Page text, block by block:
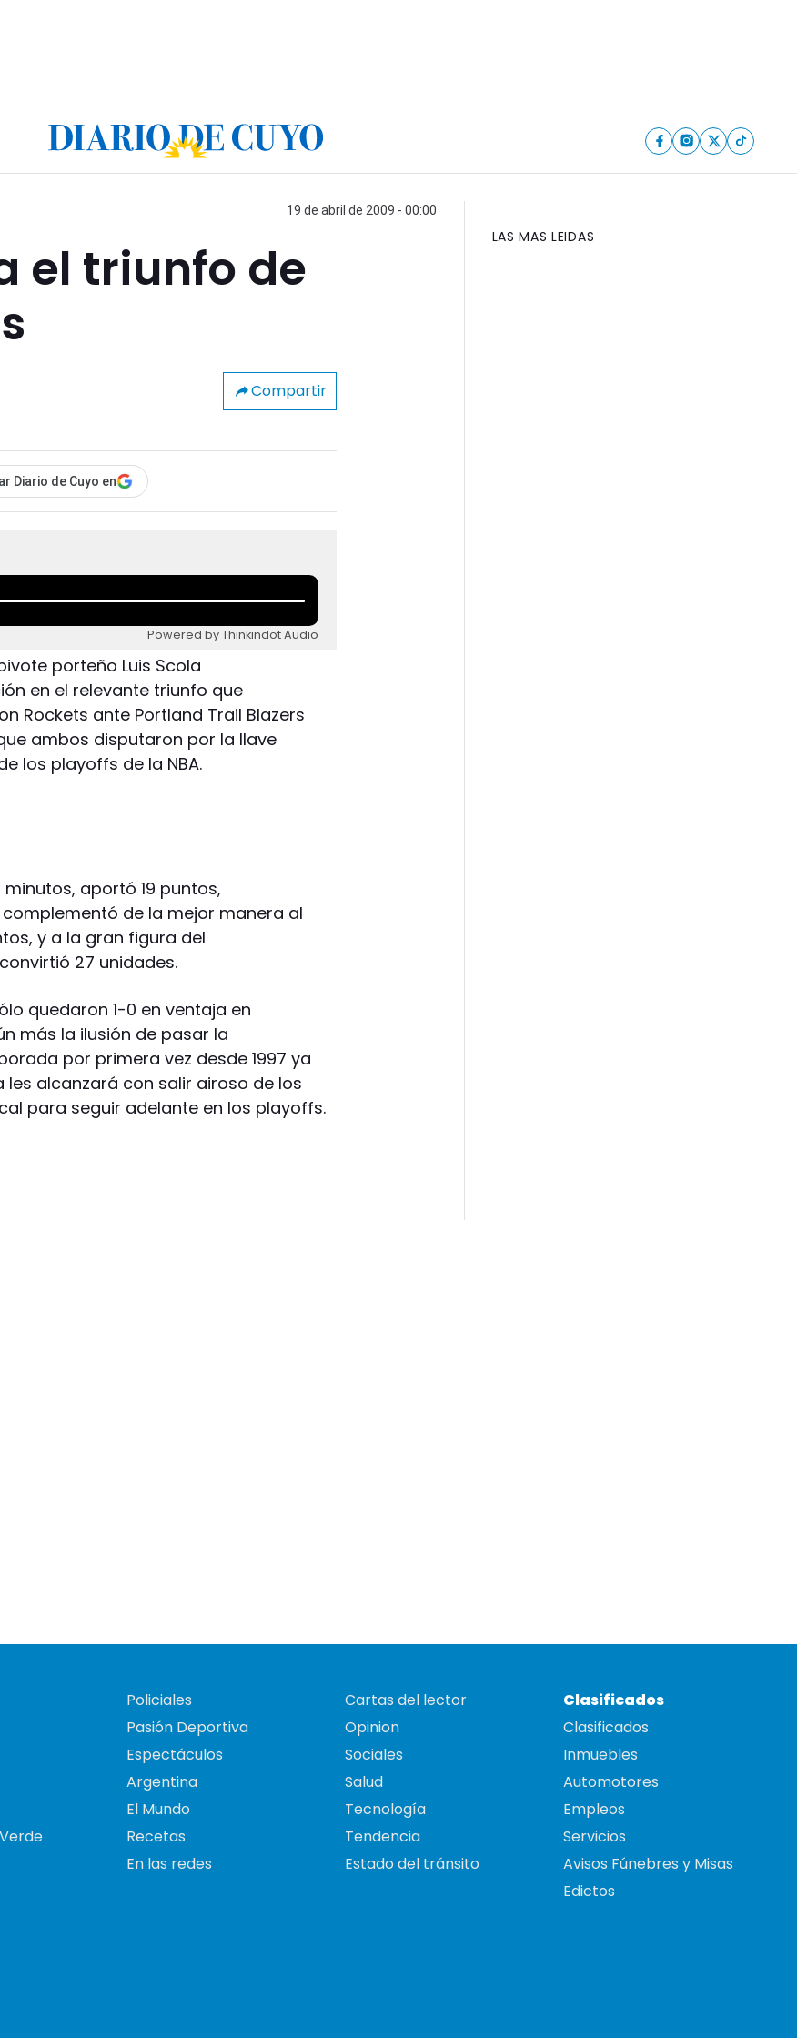
19 de abril de 2009 - 00:00
el triunfo de
Compartir
Diario de Cuyo en
Powered by Thinkindot Audio
porteño Luis Scola
en el relevante triunfo que
Rockets ante Portland Trail Blazers
ambos disputaron por la llave
los playoffs de la NBA.
aportó 19 puntos,
de la mejor manera al
y a la gran figura del
27 unidades.
quedaron 1-0 en ventaja en
más la ilusión de pasar la
por primera vez desde 1997 ya
alcanzará con salir airoso de los
para seguir adelante en los playoffs.
LAS MAS LEIDAS
Policiales
Pasión Deportiva
Espectáculos
Argentina
El Mundo
Recetas
En las redes
Cartas del lector
Opinion
Sociales
Salud
Tecnología
Tendencia
Estado del tránsito
Clasificados
Clasificados
Inmuebles
Automotores
Empleos
Servicios
Avisos Fúnebres y Misas
Edictos